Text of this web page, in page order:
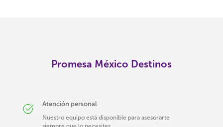
Promesa México Destinos
Atención personal
Nuestro equipo está disponible para asesorarte